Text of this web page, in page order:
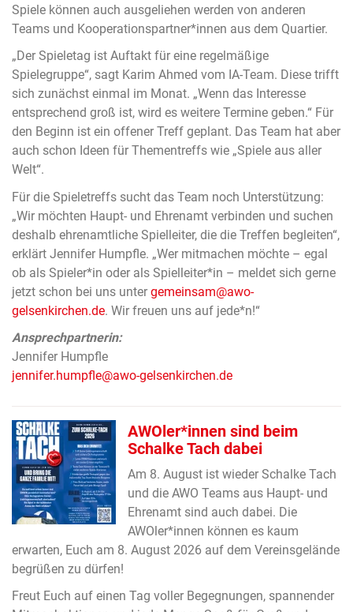
Spiele können auch ausgeliehen werden von anderen
Teams und Kooperationspartner*innen aus dem Quartier.
„Der Spieletag ist Auftakt für eine regelmäßige
Spielegruppe“, sagt Karim Ahmed vom IA-Team. Diese trifft
sich zunächst einmal im Monat. „Wenn das Interesse
entsprechend groß ist, wird es weitere Termine geben.“ Für
den Beginn ist ein offener Treff geplant. Das Team hat aber
auch schon Ideen für Thementreffs wie „Spiele aus aller
Welt“.
Für die Spieletreffs sucht das Team noch Unterstützung:
„Wir möchten Haupt- und Ehrenamt verbinden und suchen
deshalb ehrenamtliche Spielleiter, die die Treffen begleiten“,
erklärt Jennifer Humpfle. „Wer mitmachen möchte – egal
ob als Spieler*in oder als Spielleiter*in – meldet sich gerne
jetzt schon bei uns unter gemeinsam@awo-
gelsenkirchen.de. Wir freuen uns auf jede*n!“
Ansprechpartnerin:
Jennifer Humpfle
jennifer.humpfle@awo-gelsenkirchen.de
AWOler*innen sind beim
Schalke Tach dabei
Am 8. August ist wieder Schalke Tach
und die AWO Teams aus Haupt- und
Ehrenamt sind auch dabei. Die
AWOler*innen können es kaum
erwarten, Euch am 8. August 2026 auf dem Vereinsgelände
begrüßen zu dürfen!
Freut Euch auf einen Tag voller Begegnungen, spannender